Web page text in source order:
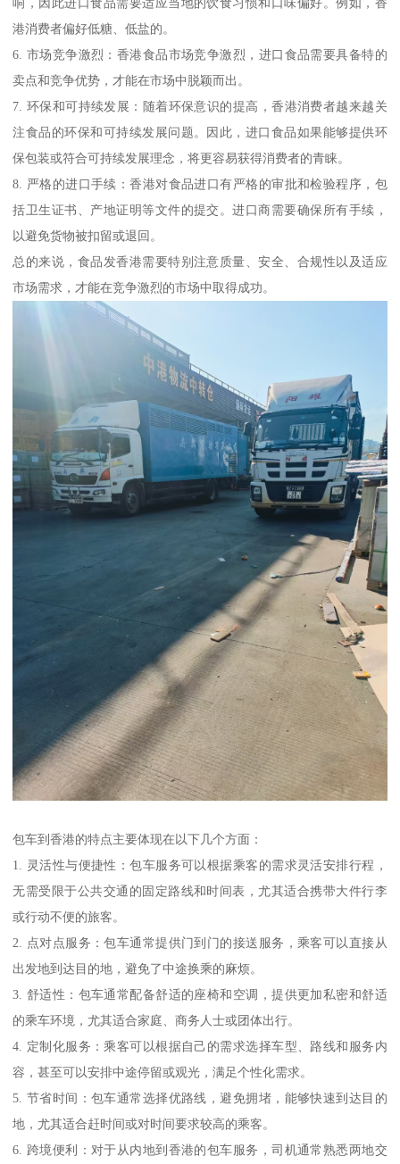
响，因此进口食品需要适应当地的饮食习惯和口味偏好。例如，香
港消费者偏好低糖、低盐的。
6. 市场竞争激烈：香港食品市场竞争激烈，进口食品需要具备特的
卖点和竞争优势，才能在市场中脱颖而出。
7. 环保和可持续发展：随着环保意识的提高，香港消费者越来越关
注食品的环保和可持续发展问题。因此，进口食品如果能够提供环
保包装或符合可持续发展理念，将更容易获得消费者的青睐。
8. 严格的进口手续：香港对食品进口有严格的审批和检验程序，包
括卫生证书、产地证明等文件的提交。进口商需要确保所有手续，
以避免货物被扣留或退回。
总的来说，食品发香港需要特别注意质量、安全、合规性以及适应
市场需求，才能在竞争激烈的市场中取得成功。
包车到香港的特点主要体现在以下几个方面：
1. 灵活性与便捷性：包车服务可以根据乘客的需求灵活安排行程，
无需受限于公共交通的固定路线和时间表，尤其适合携带大件行李
或行动不便的旅客。
2. 点对点服务：包车通常提供门到门的接送服务，乘客可以直接从
出发地到达目的地，避免了中途换乘的麻烦。
3. 舒适性：包车通常配备舒适的座椅和空调，提供更加私密和舒适
的乘车环境，尤其适合家庭、商务人士或团体出行。
4. 定制化服务：乘客可以根据自己的需求选择车型、路线和服务内
容，甚至可以安排中途停留或观光，满足个性化需求。
5. 节省时间：包车通常选择优路线，避免拥堵，能够快速到达目的
地，尤其适合赶时间或对时间要求较高的乘客。
6. 跨境便利：对于从内地到香港的包车服务，司机通常熟悉两地交